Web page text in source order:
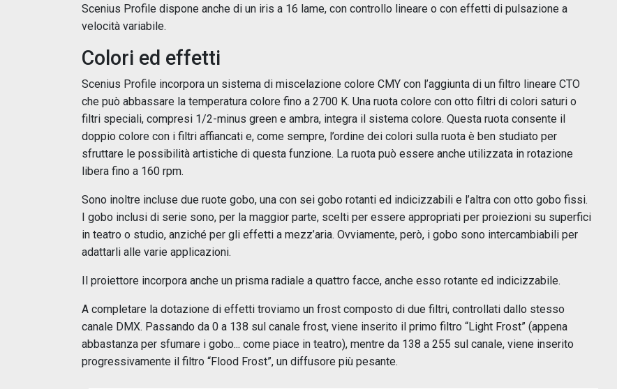
Scenius Profile dispone anche di un iris a 16 lame, con controllo lineare o con effetti di pulsazione a
velocità variabile.
Colori ed effetti
Scenius Profile incorpora un sistema di miscelazione colore CMY con l’aggiunta di un filtro lineare CTO
che può abbassare la temperatura colore fino a 2700 K. Una ruota colore con otto filtri di colori saturi o
filtri speciali, compresi 1/2-minus green e ambra, integra il sistema colore. Questa ruota consente il
doppio colore con i filtri affiancati e, come sempre, l’ordine dei colori sulla ruota è ben studiato per
sfruttare le possibilità artistiche di questa funzione. La ruota può essere anche utilizzata in rotazione
libera fino a 160 rpm.
Sono inoltre incluse due ruote gobo, una con sei gobo rotanti ed indicizzabili e l’altra con otto gobo fissi.
I gobo inclusi di serie sono, per la maggior parte, scelti per essere appropriati per proiezioni su superfici
in teatro o studio, anziché per gli effetti a mezz’aria. Ovviamente, però, i gobo sono intercambiabili per
adattarli alle varie applicazioni.
Il proiettore incorpora anche un prisma radiale a quattro facce, anche esso rotante ed indicizzabile.
A completare la dotazione di effetti troviamo un frost composto di due filtri, controllati dallo stesso
canale DMX. Passando da 0 a 138 sul canale frost, viene inserito il primo filtro “Light Frost” (appena
abbastanza per sfumare i gobo... come piace in teatro), mentre da 138 a 255 sul canale, viene inserito
progressivamente il filtro “Flood Frost”, un diffusore più pesante.